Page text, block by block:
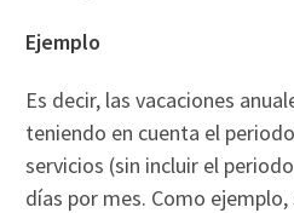
Ejemplo
Es decir, las vacaciones
teniendo en cuenta el
servicios (sin incluir el
días por mes. Como